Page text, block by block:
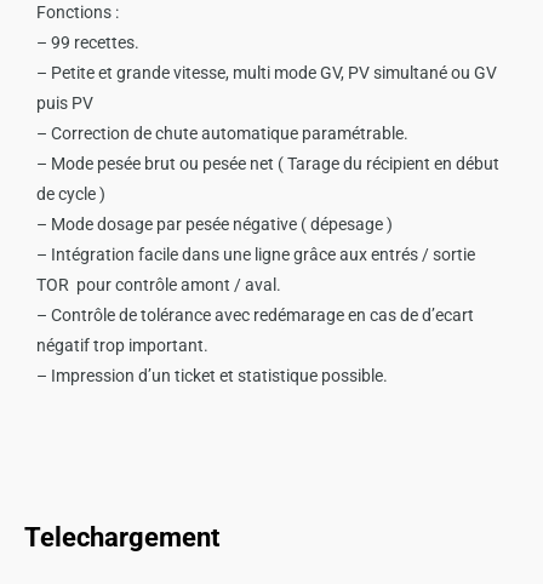
Fonctions :
– 99 recettes.
– Petite et grande vitesse, multi mode GV, PV simultané ou GV
puis PV
– Correction de chute automatique paramétrable.
– Mode pesée brut ou pesée net ( Tarage du récipient en début
de cycle )
– Mode dosage par pesée négative ( dépesage )
– Intégration facile dans une ligne grâce aux entrés / sortie
TOR pour contrôle amont / aval.
– Contrôle de tolérance avec redémarage en cas de d’ecart
négatif trop important.
– Impression d’un ticket et statistique possible.
Telechargement